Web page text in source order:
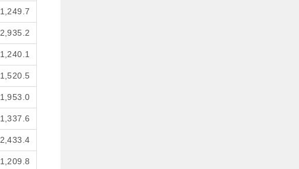
1,249.7
2,935.2
1,240.1
1,520.5
1,953.0
1,337.6
2,433.4
1,209.8